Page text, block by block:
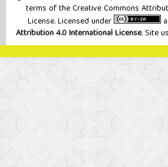
terms of the Creative Commons
License. Licensed under
a
Attribution 4.0 International License. Site